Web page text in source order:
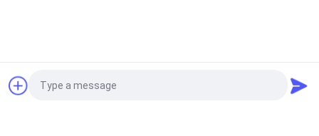
Molekularsiebe Des
Zeoliths
Fordern Sie ein Angebot